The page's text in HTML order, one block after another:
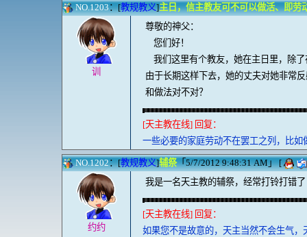
NO.1203：[教规教义]主日，信主教友可不可以做活、即劳
训
尊敬的神父：
您们好！
我们这里有个教友，她在主日里，除
由于长期这样下去，她的丈夫对她非常
和做法对不对？
[天主教在线] 回复：
一些必要的家庭劳动不在罢工之列，比如
NO.1202：[教规教义]辅祭「5/7/2012 9:48:31 AM」 [
约约
我是一名天主教的辅祭，经常打铃打错
[天主教在线] 回复：
如果您不是故意的，天主当然不会生气